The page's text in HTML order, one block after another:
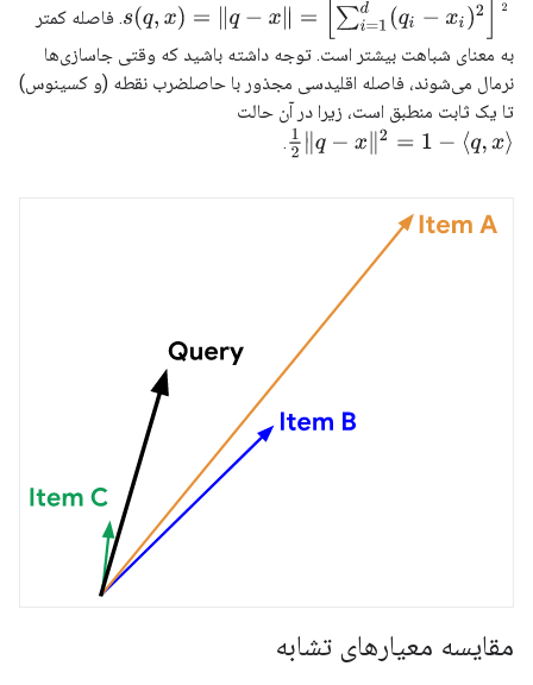
. فاصله کمتر
به معنای شباهت بیشتر است. توجه داشته باشید که وقتی جاسازی‌ها
نرمال می‌شوند، فاصله اقلیدسی مجذور با حاصلضرب نقطه (و کسینوس)
تا یک ثابت منطبق است، زیرا در آن حالت
12‖q −x ‖2 =1 −⟨q ,x ⟩
.
مقایسه معیارهای تشابه